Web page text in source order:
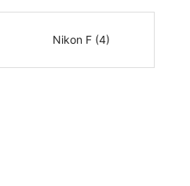
Nikon F (4)